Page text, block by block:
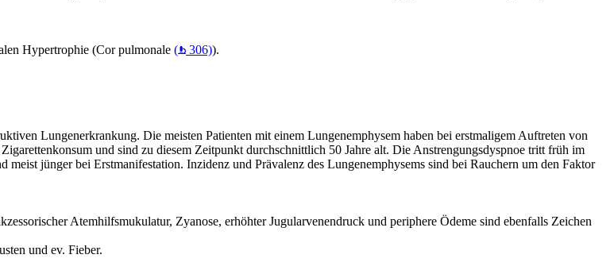
Hypertrophie (Cor pulmonale ( 306)).
Lungenerkrankung. Die meisten Patienten mit einem Lungenemphysem haben bei erstmaligem Auftreten von
und sind zu diesem Zeitpunkt durchschnittlich 50 Jahre alt. Die Anstrengungsdyspnoe tritt früh im
jünger bei Erstmanifestation. Inzidenz und Prävalenz des Lungenemphysems sind bei Rauchern um den Faktor
Atemhilfsmukulatur, Zyanose, erhöhter Jugularvenendruck und periphere Ödeme sind ebenfalls Zeichen
und ev. Fieber.